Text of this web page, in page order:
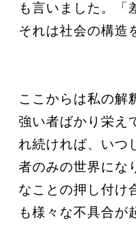
も言いました。「
それは社会の構造
ここからは私の解
強い者ばかり栄え
れ続ければ、いつ
者のみの世界にな
なことの押し付け
も様々な不具合が